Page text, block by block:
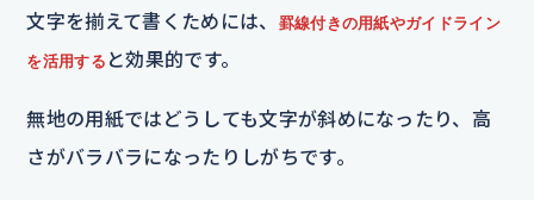
文字を揃えて書くためには、 罫線付きの用紙やガイドライン
を活用する と効果的です。
無地の用紙ではどうしても文字が斜めになったり、高
さがバラバラになったりしがちです。